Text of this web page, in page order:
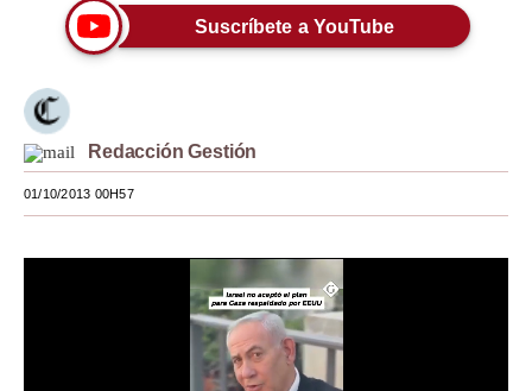
Moda
Mundo
EEUU
Suscríbete a YouTube
Redacción Gestión
01/10/2013 00H57